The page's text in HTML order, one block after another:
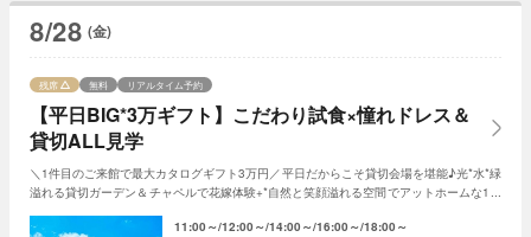
8/28 (金)
【平日BIG*3万ギフト】こだわり試食×憧れドレス＆
貸切ALL見学
残席 無料 リアルタイム予約
＼1件目のご来館で最大カタログギフト3万円／平日だからこそ貸切会場を堪能♪光*水*緑
溢れる貸切ガーデン＆チャペルで花嫁体験+*自然と笑顔溢れる空間でアットホームな1日
11:00～ 12:00～ 14:00～ 16:00～ 18:00～